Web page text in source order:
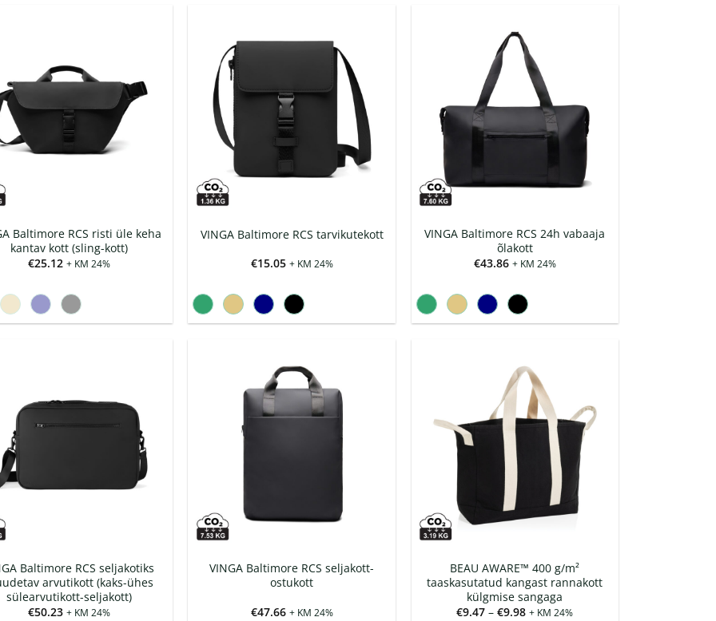
Baltimore RCS risti üle keha
kantav kott (sling-kott)
€25.12 + KM 24%
VINGA Baltimore RCS tarvikutekott
€15.05 + KM 24%
VINGA Baltimore RCS 24h vabaaja
õlakott
€43.86 + KM 24%
Baltimore RCS seljakotiks
arvutikott (kaks-ühes
sülearvutikott-seljakott)
€50.23 + KM 24%
VINGA Baltimore RCS seljakott-
ostukott
€47.66 + KM 24%
BEAU AWARE™ 400 g/m²
taaskasutatud kangast rannakott
külgmise sangaga
€9.47 – €9.98Hinnavahemik:
+ KM 24%